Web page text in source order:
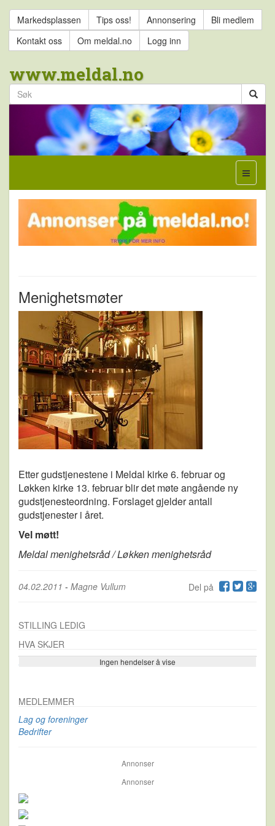
Markedsplassen Tips oss! Annonsering
Bli medlem
Kontakt oss
Om meldal.no Logg inn
www.meldal.no
Menighetsmøter
Etter gudstjenestene i Meldal kirke 6. februar og
Løkken kirke 13. februar blir det møte angående ny
gudstjenesteordning. Forslaget gjelder antall
gudstjenester i året.
Vel møtt!
Meldal menighetsråd / Løkken menighetsråd
Del på
04.02.2011 - Magne Vullum
STILLING LEDIG
HVA SKJER
Ingen hendelser å vise
Se flere…
MEDLEMMER
Lag og foreninger
Bedrifter
Annonser
Annonser